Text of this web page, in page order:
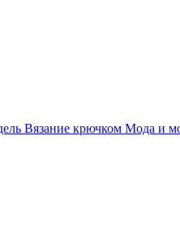
Вязание крючком Мода и